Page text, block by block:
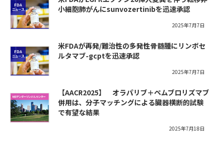
小細胞肺がんにsunvozertinibを迅速承認
2025年7月7日
米FDAが再発/難治性の多発性骨髄腫にリンボセ
ルタマブ-gcptを迅速承認
2025年7月7日
【AACR2025】 オラパリブ＋ペムブロリズマブ
併用は、分子マッチングによる臓器横断的試験
で有望な結果
2025年7月18日